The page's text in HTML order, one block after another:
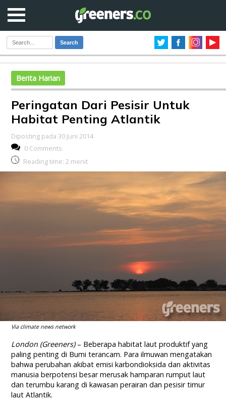
Search
Berita Harian
Peringatan Dari Pesisir Untuk
Habitat Penting Atlantik
Diposting pada 30 Juni 2014
0 Comments
Reading time: 2 menit
Via climate news network
London (Greeners)– Beberapa habitat laut produktif yang
paling penting di Bumi terancam. Para ilmuwan mengatakan
bahwa perubahan akibat emisi karbondioksida dan aktivitas
manusia berpotensi besar merusak hamparan rumput laut
dan terumbu karang di kawasan perairan dan pesisir timur
laut Atlantik.